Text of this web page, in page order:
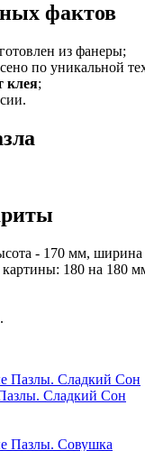
фактов
из фанеры;
по уникальной
клея;
- 170 мм,
180 на 180
Сладкий Сон